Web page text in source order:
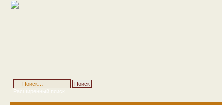
Расширенный поиск